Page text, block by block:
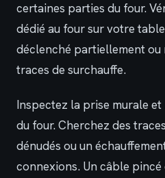
certaines parties du four.
dédié au four sur votre
déclenché partiellement ou
traces de surchauffe.
Inspectez la prise murale
du four. Cherchez des
dénudés ou un
connexions. Un câble